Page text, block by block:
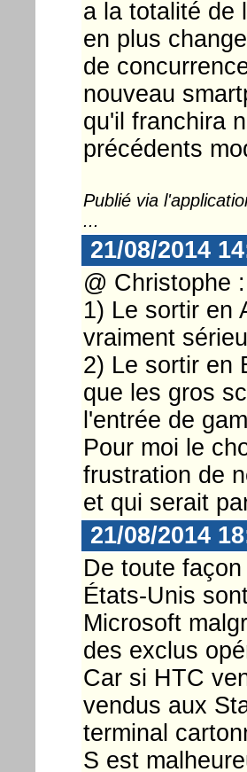
a la totalité de
en plus
de
nouveau
qu'il franchira
précédents
Publié via
...
21/08/2014
@ Christophe
1) Le sortir en
vraiment
2) Le sortir en
que les gros
l'entrée de
Pour moi le
frustration de
et qui serait
21/08/2014
De toute
États-Unis
Microsoft
des exclus
Car si HTC
vendus aux
terminal
S est